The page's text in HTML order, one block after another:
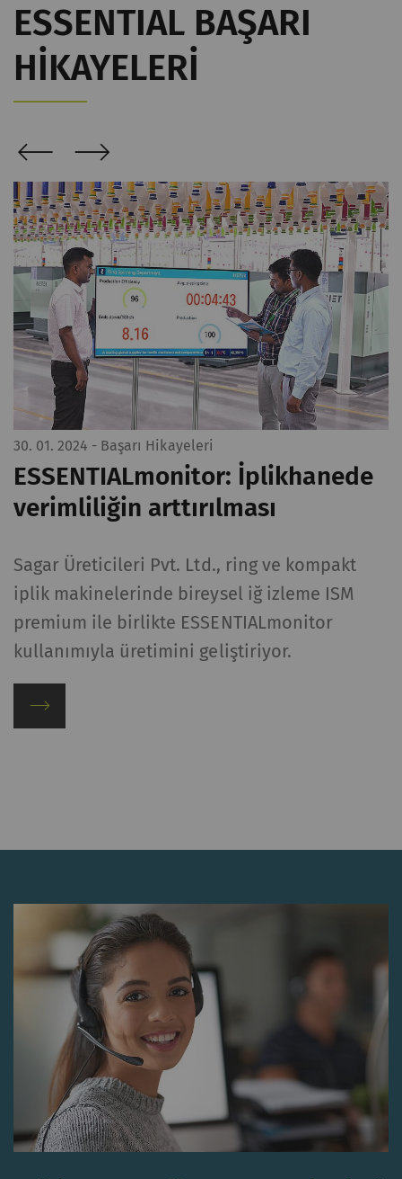
ESSENTIAL BAŞARI
HIKAYELERI
30. 01. 2024 - Başarı Hikayeleri
ESSENTIALmonitor: İplikhanede
verimliliğin arttırılması
Sagar Üreticileri Pvt. Ltd., ring ve kompakt
iplik makinelerinde bireysel iğ izleme ISM
premium ile birlikte ESSENTIALmonitor
kullanımıyla üretimini geliştiriyor.